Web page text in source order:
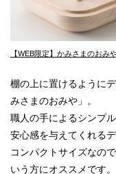
【WEB限定】かみさまのお
棚の上に置けるように
みさまのおみや」。
職人の手によるシンプ
安心感を与えてくれるデ
コンパクトサイズなの
いう方にオススメです。